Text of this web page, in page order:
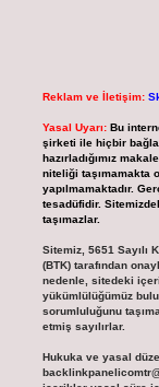
Reklam ve İletişim:
Yasal Uyarı: Bu
şirketi ile hiçbir
hazırladığımız
niteliği taşımamakta
yapılmamaktadır.
tesadüfidir.
taşımazlar.
Sitemiz, 5651 Sayılı
(BTK) tarafından
nedenle, sitedeki
yükümlülüğümüz
sorumluluğunu
etmiş sayılırlar.
Hukuka ve yasal